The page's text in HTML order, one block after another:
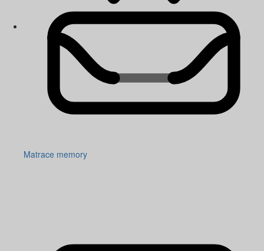
Matrace memory